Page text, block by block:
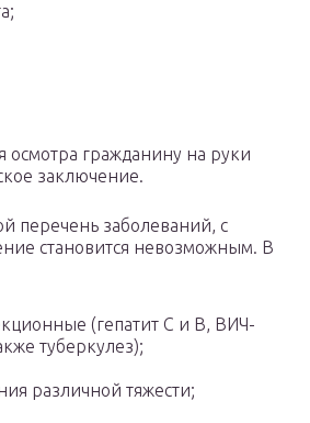
осмотра гражданину на руки
заключение.
перечень заболеваний, с
становится невозможным. В
(гепатит С и В, ВИЧ-
туберкулез);
различной тяжести;